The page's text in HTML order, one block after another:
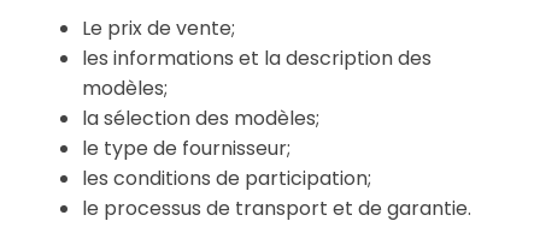
Le prix de vente;
les informations et la description des
modèles;
la sélection des modèles;
le type de fournisseur;
les conditions de participation;
le processus de transport et de garantie.